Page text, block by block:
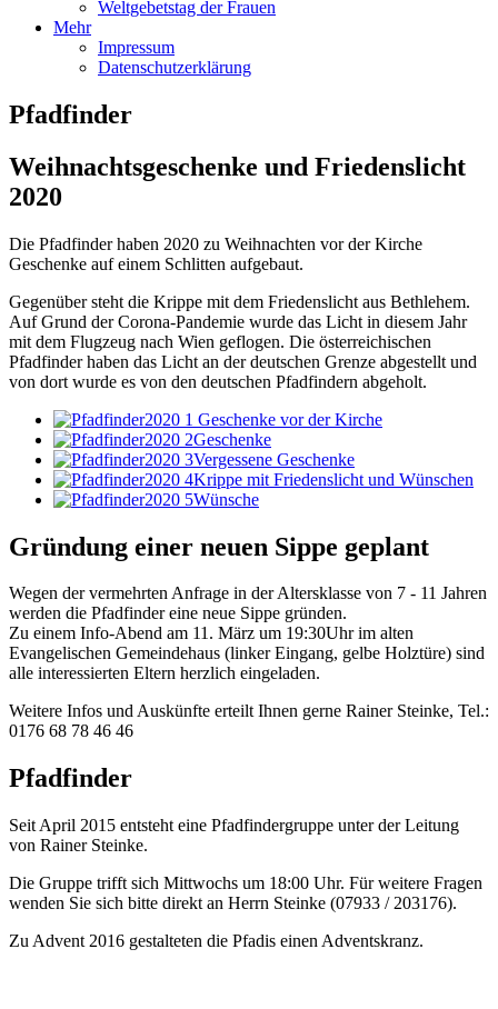
Weltgebetstag der Frauen
Mehr
Impressum
Datenschutzerklärung
Pfadfinder
Weihnachtsgeschenke und Friedenslicht
2020
Die Pfadfinder haben 2020 zu Weihnachten vor der Kirche
Geschenke auf einem Schlitten aufgebaut.
Gegenüber steht die Krippe mit dem Friedenslicht aus Bethlehem.
Auf Grund der Corona-Pandemie wurde das Licht in diesem Jahr
mit dem Flugzeug nach Wien geflogen. Die österreichischen
Pfadfinder haben das Licht an der deutschen Grenze abgestellt und
von dort wurde es von den deutschen Pfadfindern abgeholt.
Geschenke vor der Kirche
Geschenke
Vergessene Geschenke
Krippe mit Friedenslicht und Wünschen
Wünsche
Gründung einer neuen Sippe geplant
Wegen der vermehrten Anfrage in der Altersklasse von 7 - 11 Jahren
werden die Pfadfinder eine neue Sippe gründen.
Zu einem Info-Abend am 11. März um 19:30Uhr im alten
Evangelischen Gemeindehaus (linker Eingang, gelbe Holztüre) sind
alle interessierten Eltern herzlich eingeladen.
Weitere Infos und Auskünfte erteilt Ihnen gerne Rainer Steinke, Tel.:
0176 68 78 46 46
Pfadfinder
Seit April 2015 entsteht eine Pfadfindergruppe unter der Leitung
von Rainer Steinke.
Die Gruppe trifft sich Mittwochs um 18:00 Uhr. Für weitere Fragen
wenden Sie sich bitte direkt an Herrn Steinke (07933 / 203176).
Zu Advent 2016 gestalteten die Pfadis einen Adventskranz.